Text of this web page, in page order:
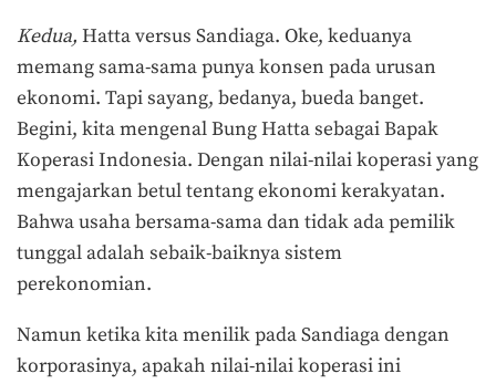
Kedua, Hatta versus Sandiaga. Oke, keduanya
memang sama-sama punya konsen pada urusan
ekonomi. Tapi sayang, bedanya, bueda banget.
Begini, kita mengenal Bung Hatta sebagai Bapak
Koperasi Indonesia. Dengan nilai-nilai koperasi yang
mengajarkan betul tentang ekonomi kerakyatan.
Bahwa usaha bersama-sama dan tidak ada pemilik
tunggal adalah sebaik-baiknya sistem
perekonomian.
Namun ketika kita menilik pada Sandiaga dengan
korporasinya, apakah nilai-nilai koperasi ini